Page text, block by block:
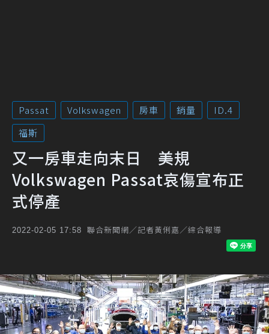
Passat Volkswagen 房車 銷量
ID.4
福斯
又一房車走向末日 美規
Volkswagen Passat哀傷宣布正
式停產
2022-02-05 17:58 聯合新聞網／記者黃俐嘉／綜合報導